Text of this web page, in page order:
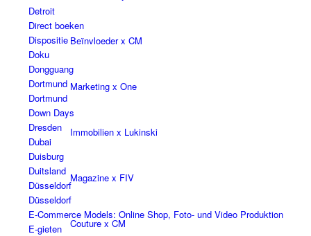
Beïnvloeder x CM
Marketing x One
Immobilien x Lukinski
Magazine x FIV
Couture x CM
Detroit
Direct boeken
Dispositie
Doku
Dongguang
Dortmund
Dortmund
Down Days
Dresden
Dubai
Duisburg
Duitsland
Düsseldorf
Düsseldorf
E-Commerce Models: Online Shop, Foto- und Video Produktion
E-gieten